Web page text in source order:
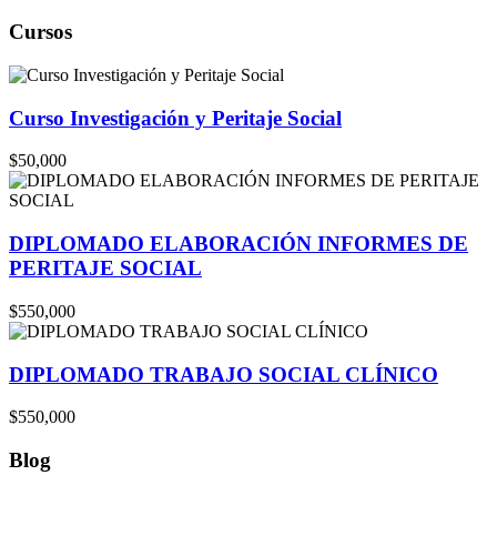
Cursos
Curso Investigación y Peritaje Social
$50,000
DIPLOMADO ELABORACIÓN INFORMES DE
PERITAJE SOCIAL
$550,000
DIPLOMADO TRABAJO SOCIAL CLÍNICO
$550,000
Blog